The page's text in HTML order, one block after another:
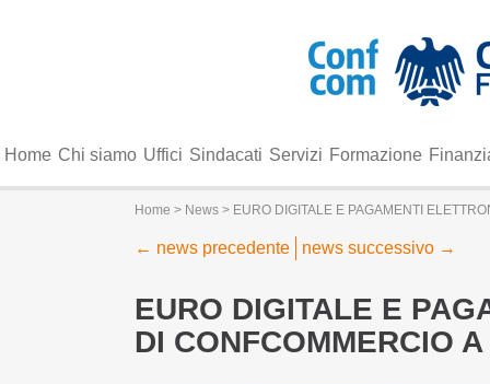
Home Chi siamo Uffici Sindacati Servizi Formazione
Home > News > EURO DIGITALE E PAGAMENTI
← news precedente news successivo →
EURO DIGITALE E
DI CONFCOMMERCIO